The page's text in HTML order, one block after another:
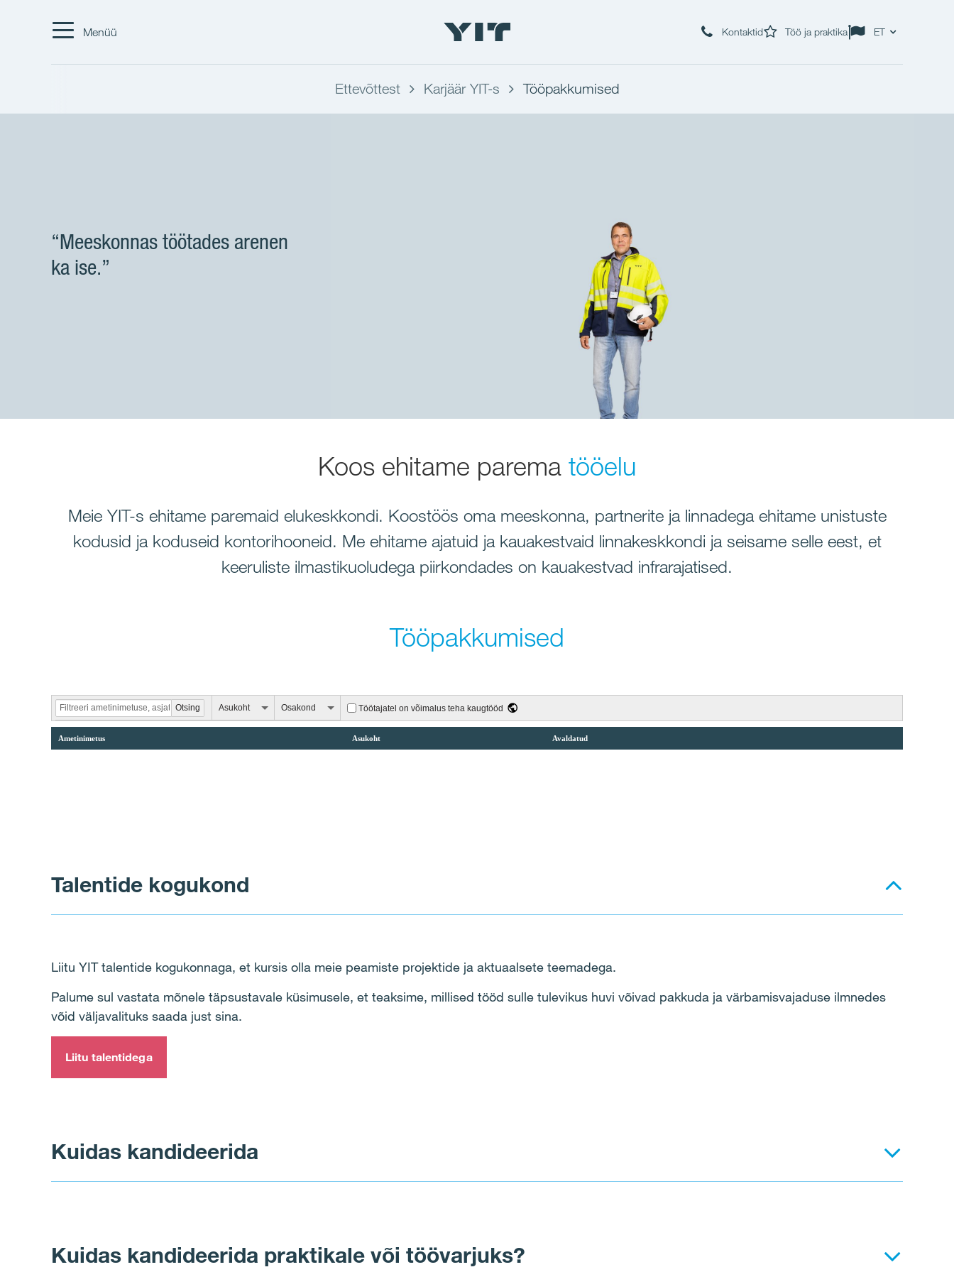
Menüü Kontaktid Töö ja praktika ET
Ettevõttest Karjäär YIT-s Tööpakkumised
“Meeskonnas töötades arenen
ka ise.”
Koos ehitame parema tööelu
Meie YIT-s ehitame paremaid elukeskkondi. Koostöös oma meeskonna, partnerite ja linnadega ehitame unistuste
kodusid ja koduseid kontorihooneid. Me ehitame ajatuid ja kauakestvaid linnakeskkondi ja seisame selle eest, et
keeruliste ilmastikuoludega piirkondades on kauakestvad infrarajatised.
Tööpakkumised
Asukoht Osakond Töötajatel on võimalus teha kaugtööd
Ametinimetus Asukoht Avaldatud
Talentide kogukond
Liitu YIT talentide kogukonnaga, et kursis olla meie peamiste projektide ja aktuaalsete teemadega.
Palume sul vastata mõnele täpsustavale küsimusele, et teaksime, millised tööd sulle tulevikus huvi võivad pakkuda ja värbamisvajaduse ilmnedes
võid väljavalituks saada just sina.
Liitu talentidega
Kuidas kandideerida
personaliosakonnast.
Kuidas kandideerida praktikale või töövarjuks?